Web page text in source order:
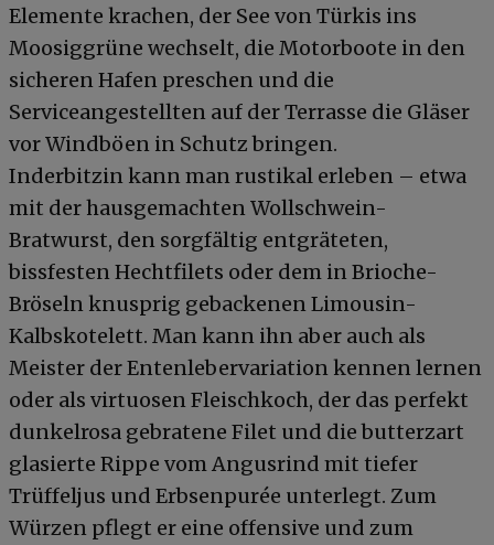
Elemente krachen, der See von Türkis ins
Moosiggrüne wechselt, die Motorboote in den
sicheren Hafen preschen und die
Serviceangestellten auf der Terrasse die Gläser
vor Windböen in Schutz bringen.
Inderbitzin kann man rustikal erleben – etwa
mit der hausgemachten Wollschwein-
Bratwurst, den sorgfältig entgräteten,
bissfesten Hechtfilets oder dem in Brioche-
Bröseln knusprig gebackenen Limousin-
Kalbskotelett. Man kann ihn aber auch als
Meister der Entenlebervariation kennen lernen
oder als virtuosen Fleischkoch, der das perfekt
dunkelrosa gebratene Filet und die butterzart
glasierte Rippe vom Angusrind mit tiefer
Trüffeljus und Erbsenpurée unterlegt. Zum
Würzen pflegt er eine offensive und zum